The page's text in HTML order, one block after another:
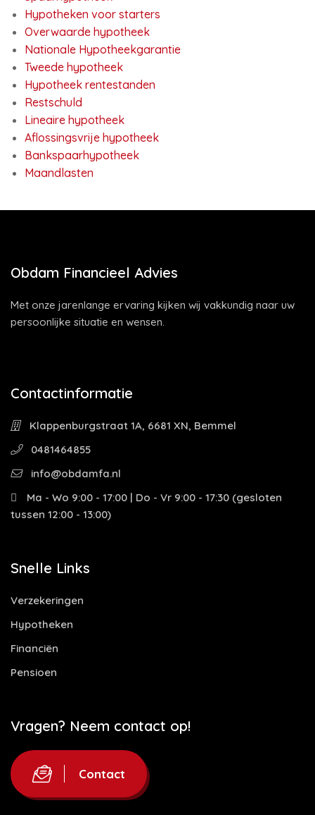
Hypotheken voor starters
Overwaarde hypotheek
Nationale Hypotheekgarantie
Tweede hypotheek
Hypotheek rentestanden
Restschuld
Lineaire hypotheek
Aflossingsvrije hypotheek
Bankspaarhypotheek
Maandlasten
Obdam Financieel Advies
Met onze jarenlange ervaring kijken wij vakkundig naar uw
persoonlijke situatie en wensen.
Contactinformatie
Klappenburgstraat 1A, 6681 XN, Bemmel
0481464855
info@obdamfa.nl
Ma - Wo 9:00 - 17:00 | Do - Vr 9:00 - 17:30 (gesloten
tussen 12:00 - 13:00)
Snelle Links
Verzekeringen
Hypotheken
Financiën
Pensioen
Vragen? Neem contact op!
Contact